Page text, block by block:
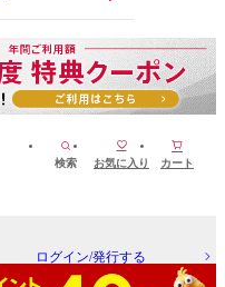
検索 お気に入り カート
ログイン/発行する